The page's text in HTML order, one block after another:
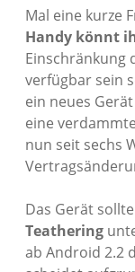
Mal eine kurze
Handy könnt
Einschränkung
verfügbar sein
ein neues
eine
nun seit sechs
Das Gerät sollte
Teathering
ab Android 2.2